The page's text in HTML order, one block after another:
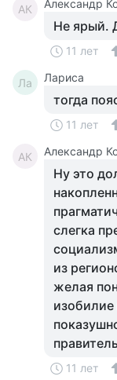
АК Александр
Не ярый.
11 лет
Ла Лариса
тогда
11 лет
АК Александр
Ну это
слегка
из
желая
изобилие
11 лет